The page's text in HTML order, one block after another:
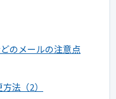
のメールの注意点
法（2）